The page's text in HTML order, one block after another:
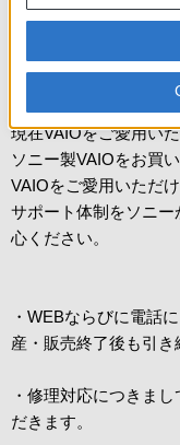
平素は、VAIOをご愛
2014年2月6日に、
現在VAIOをご愛用い
ソニー製VAIOをお買
VAIOをご愛用いただ
サポート体制をソニ
心ください。
・WEBならびに電話
産・販売終了後も引き
・修理対応につきま
だきます。